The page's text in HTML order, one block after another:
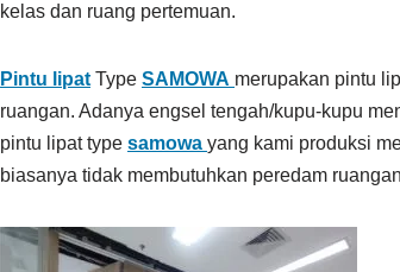
kelas dan ruang pertemuan.
Pintu lipat Type SAMOWA merupakan pintu
ruangan. Adanya engsel tengah/kupu-kupu
pintu lipat type samowa yang kami produksi
biasanya tidak membutuhkan peredam